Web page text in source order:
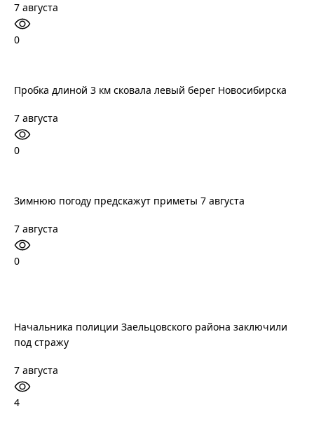
7 августа
0
Пробка длиной 3 км сковала левый берег Новосибирска
7 августа
0
Зимнюю погоду предскажут приметы 7 августа
7 августа
0
Начальника полиции Заельцовского района заключили
под стражу
7 августа
4